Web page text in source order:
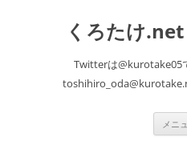
くろたけ
Twitterは@kurotake05
メニ